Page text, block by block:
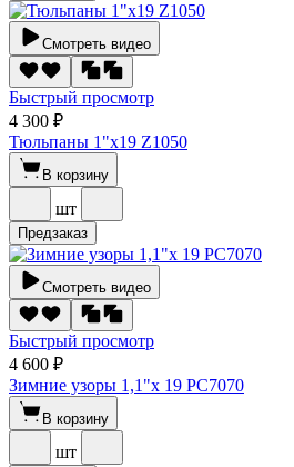
Смотреть видео
Быстрый просмотр
4 300 ₽
Тюльпаны 1"х19 Z1050
В корзину
шт
Предзаказ
Смотреть видео
Быстрый просмотр
4 600 ₽
Зимние узоры 1,1"х 19 РС7070
В корзину
шт